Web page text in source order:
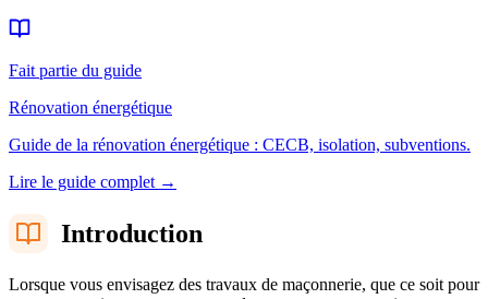
Fait partie du guide
Rénovation énergétique
Guide de la rénovation énergétique : CECB, isolation, subventions.
Lire le guide complet →
Introduction
Lorsque vous envisagez des travaux de maçonnerie, que ce soit pour